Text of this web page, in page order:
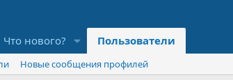
Что нового? Пользователи
Новые сообщения профилей